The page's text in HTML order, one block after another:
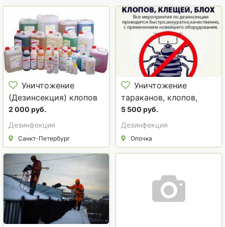
Уничтожение
(Дезинсекция) клопов
и тараканов
(насекомых)
2 000 руб.
Дезинфекция
Санкт-Петербург
Уничтожение
тараканов, клопов,
крыс.
5 500 руб.
Дезинфекция
Опочка